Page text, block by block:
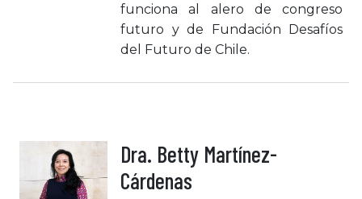
funciona al alero de congreso
futuro y de Fundación Desafíos
del Futuro de Chile.
Dra. Betty Martínez-
Cárdenas